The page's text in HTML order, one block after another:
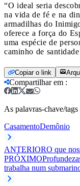
“O ideal seria
na vida de fé e na
armadilhas do
oferece a força do
uma espécie de
caminho de
Copiar o link
Compartilhar em :
As palavras-chave/tags
CasamentoDemônio
ANTERIORO que
PRÓXIMO
trabalha num